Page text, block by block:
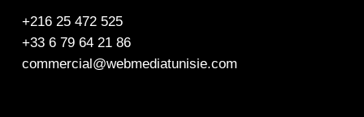
+216 25 472 525
+33 6 79 64 21 86
commercial@webmediatunisie.com